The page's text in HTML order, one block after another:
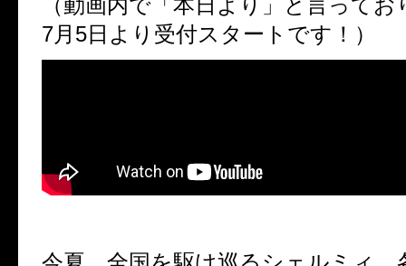
（動画内で「本日より」と言って
7月5日より受付スタートです！）